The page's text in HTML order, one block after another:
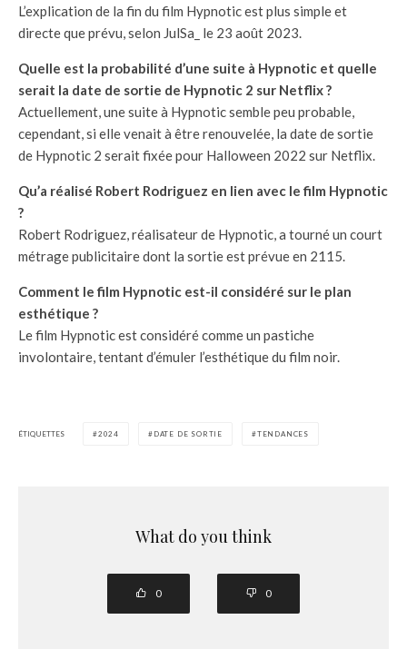
L’explication de la fin du film Hypnotic est plus simple et
directe que prévu, selon JulSa_ le 23 août 2023.
Quelle est la probabilité d’une suite à Hypnotic et quelle
serait la date de sortie de Hypnotic 2 sur Netflix ?
Actuellement, une suite à Hypnotic semble peu probable,
cependant, si elle venait à être renouvelée, la date de sortie
de Hypnotic 2 serait fixée pour Halloween 2022 sur Netflix.
Qu’a réalisé Robert Rodriguez en lien avec le film Hypnotic
?
Robert Rodriguez, réalisateur de Hypnotic, a tourné un court
métrage publicitaire dont la sortie est prévue en 2115.
Comment le film Hypnotic est-il considéré sur le plan
esthétique ?
Le film Hypnotic est considéré comme un pastiche
involontaire, tentant d’émuler l’esthétique du film noir.
ÉTIQUETTES 2024 DATE DE SORTIE TENDANCES
What do you think
0 0